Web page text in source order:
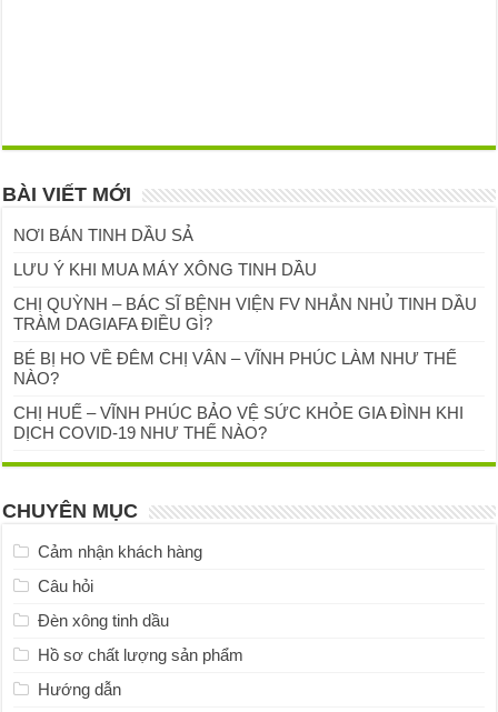
BÀI VIẾT MỚI
NƠI BÁN TINH DẦU SẢ
LƯU Ý KHI MUA MÁY XÔNG TINH DẦU
CHỊ QUỲNH – BÁC SĨ BỆNH VIỆN FV NHẮN NHỦ TINH DẦU
TRÀM DAGIAFA ĐIỀU GÌ?
BÉ BỊ HO VỀ ĐÊM CHỊ VÂN – VĨNH PHÚC LÀM NHƯ THẾ
NÀO?
CHỊ HUẾ – VĨNH PHÚC BẢO VỆ SỨC KHỎE GIA ĐÌNH KHI
DỊCH COVID-19 NHƯ THẾ NÀO?
CHUYÊN MỤC
Cảm nhận khách hàng
Câu hỏi
Đèn xông tinh dầu
Hồ sơ chất lượng sản phẩm
Hướng dẫn